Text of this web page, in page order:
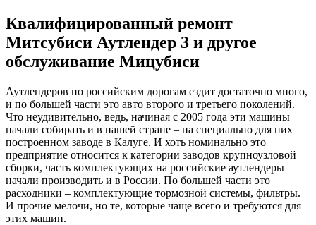
Квалифицированный ремонт
Митсубиси Аутлендер 3 и другое
обслуживание Мицубиси
Аутлендеров по российским дорогам ездит достаточно много,
и по большей части это авто второго и третьего поколений.
Что неудивительно, ведь, начиная с 2005 года эти машины
начали собирать и в нашей стране – на специально для них
построенном заводе в Калуге. И хоть номинально это
предприятие относится к категории заводов крупноузловой
сборки, часть комплектующих на российские аутлендеры
начали производить и в России. По большей части это
расходники – комплектующие тормозной системы, фильтры.
И прочие мелочи, но те, которые чаще всего и требуются для
этих машин.